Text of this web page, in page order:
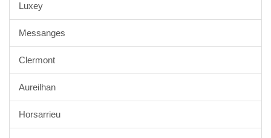
Luxey
Messanges
Clermont
Aureilhan
Horsarrieu